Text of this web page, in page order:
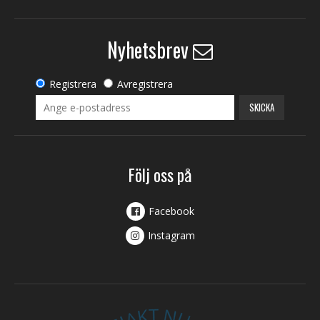
Nyhetsbrev
Registrera Avregistrera
SKICKA
Följ oss på
Facebook
Instagram